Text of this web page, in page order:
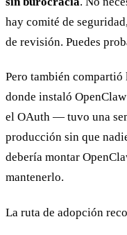
hay comité de
de revisión. Puedes
Pero también compartió
donde instaló
el OAuth — tuvo una
producción sin que
debería montar
mantenerlo.
La ruta de adopción